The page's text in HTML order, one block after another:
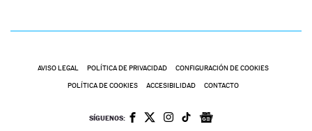
AVISO LEGAL POLÍTICA DE PRIVACIDAD CONFIGURACIÓN DE COOKIES
POLÍTICA DE COOKIES ACCESIBILIDAD CONTACTO
SÍGUENOS: